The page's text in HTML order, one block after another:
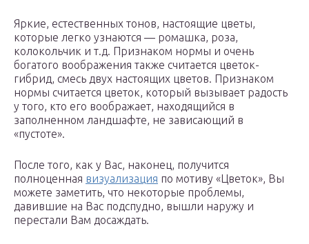
Яркие, естественных тонов, настоящие цветы,
которые легко узнаются — ромашка, роза,
колокольчик и т.д. Признаком нормы и очень
богатого воображения также считается цветок-
гибрид, смесь двух настоящих цветов. Признаком
нормы считается цветок, который вызывает радость
у того, кто его воображает, находящийся в
заполненном ландшафте, не зависающий в
«пустоте».
После того, как у Вас, наконец, получится
полноценная визуализация по мотиву «Цветок», Вы
можете заметить, что некоторые проблемы,
давившие на Вас подспудно, вышли наружу и
перестали Вам досаждать.